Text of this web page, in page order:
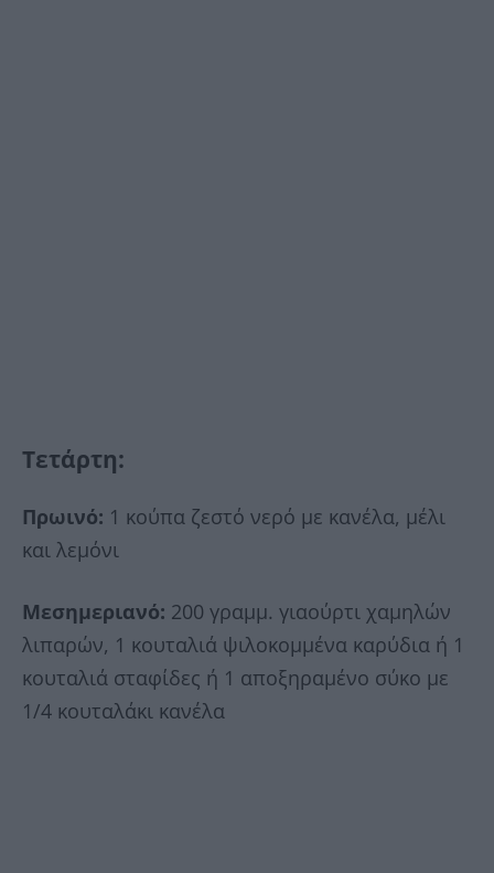
Τετάρτη:
Πρωινό: 1 κούπα ζεστό νερό με κανέλα, μέλι
και λεμόνι
Μεσημεριανό: 200 γραμμ. γιαούρτι χαμηλών
λιπαρών, 1 κουταλιά ψιλοκομμένα καρύδια ή 1
κουταλιά σταφίδες ή 1 αποξηραμένο σύκο με
1/4 κουταλάκι κανέλα